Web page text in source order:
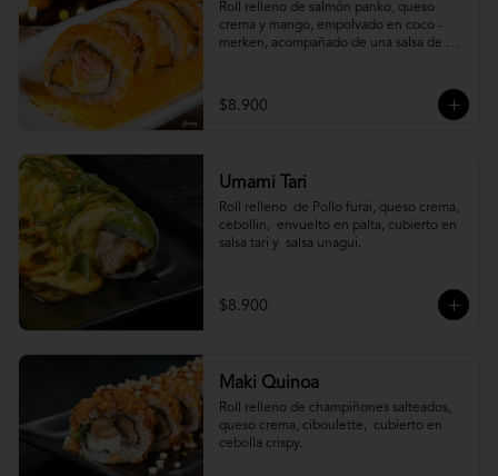
Roll relleno de salmón panko, queso
crema y mango, empolvado en coco -
merken, acompañado de una salsa de
$8.900
Umami Tari
Roll relleno  de Pollo furai, queso crema,
cebollin,  envuelto en palta, cubierto en
salsa tari y  salsa unagui.
$8.900
Maki Quinoa
​Roll relleno de champiñones salteados,
queso crema, ciboulette,  cubierto en
cebolla crispy.